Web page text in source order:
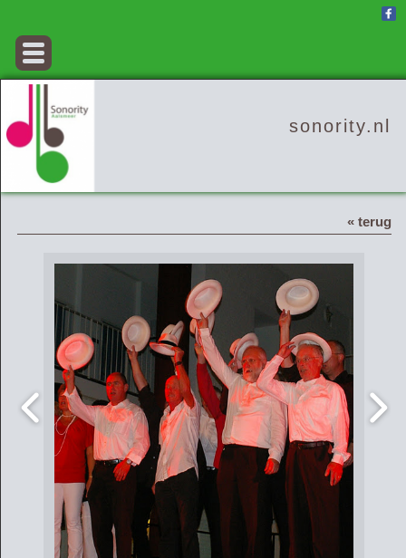
sonority.nl
« terug